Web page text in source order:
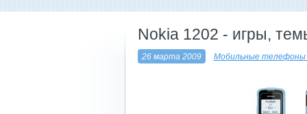
Nokia 1202 - игры,
26 марта 2009 Мобильные телефоны